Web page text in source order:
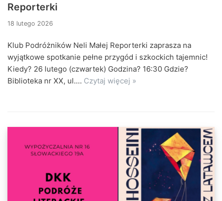
Reporterki
18 lutego 2026
Klub Podróżników Neli Małej Reporterki zaprasza na
wyjątkowe spotkanie pełne przygód i szkockich tajemnic!
Kiedy? 26 lutego (czwartek) Godzina? 16:30 Gdzie?
Biblioteka nr XX, ul.… Czytaj więcej »